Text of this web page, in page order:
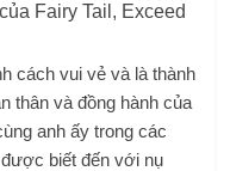
Fairy Tail, Exceed
cách vui vẻ và là thành
thân và đồng hành của
anh ấy trong các
biết đến với nụ